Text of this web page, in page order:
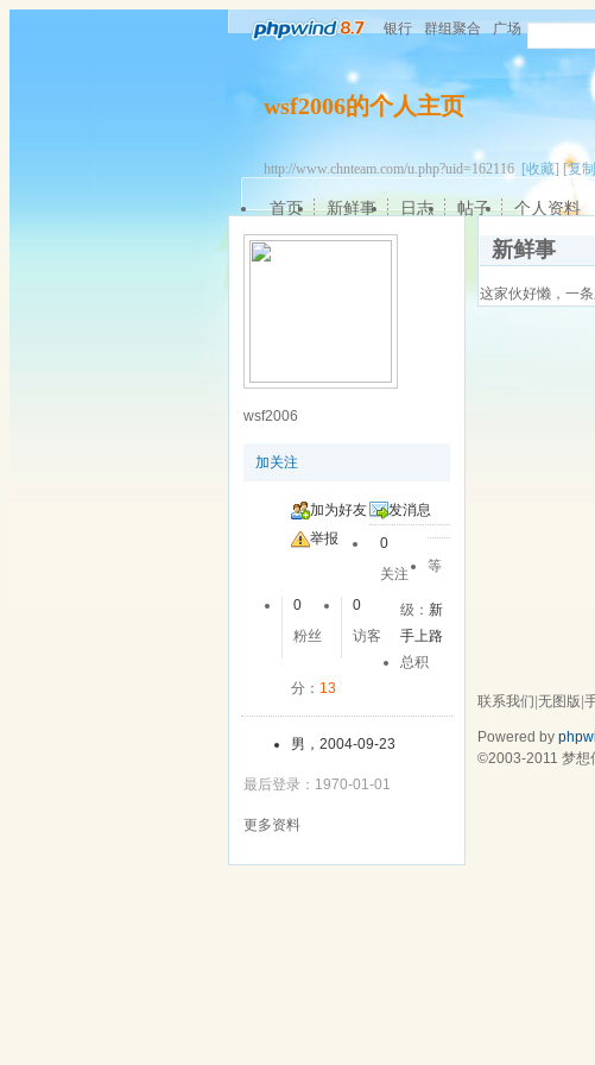
银行 群组聚合 广场
wsf2006的个人主页
http://www.chnteam.com/u.php?uid=162116 [收藏] [复
首页 新鲜事 日志 帖子 个人资料
wsf2006
加关注
加为好友
发消息
举报
0
关注
0
粉丝
0
访客
等
级：新
手上路
总积
分： 13
男，2004-09-23
最后登录：1970-01-01
更多资料
新鲜事
这家伙好懒，一
联系我们 无图版
Powered by
©2003-2011 梦想